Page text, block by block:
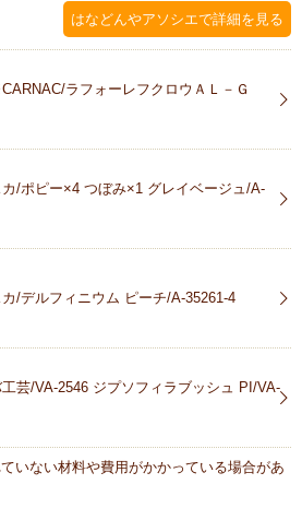
はなどんやアソシエで詳細を見る
ラフォーレフクロウＡＬ－Ｇ
カ/ポピー×4 つぼみ×1 グレイベージュ/A-
カ/デルフィニウム ピーチ/A-35261-4
工芸/VA-2546 ジプソフィラブッシュ PI/VA-
いない材料や費用がかかっている場合があ